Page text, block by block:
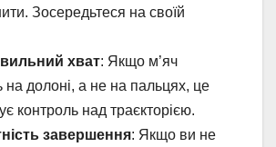
Зосередьтеся на своїй
хват: Якщо м’яч
на долоні, а не на пальцях, це
контроль над траєкторією.
завершення: Якщо ви не